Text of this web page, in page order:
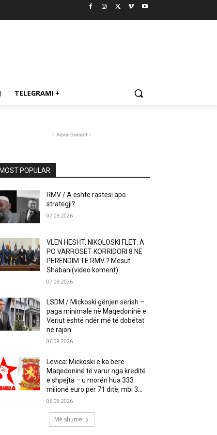
TELEGRAMI +
- Advertisment -
MOST POPULAR
RMV / A është rastësi apo
strategji?
07.08.2026
VLEN HESHT, NIKOLOSKI FLET: A
PO VARROSET KORRIDORI 8 NË
PERËNDIM TË RMV ? Mesut
Shabani(video koment)
07.08.2026
LSDM / Mickoski gënjen sërish –
paga minimale në Maqedoninë e
Veriut është ndër më të dobëtat
në rajon.
06.08.2026
Levica: Mickoski e ka bërë
Maqedoninë të varur nga kreditë
e shpejta – u morën hua 333
milionë euro për 71 ditë, mbi 3...
06.08.2026
Më shumë